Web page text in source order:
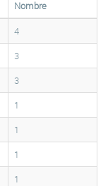
Nombre
4
3
3
1
1
1
1